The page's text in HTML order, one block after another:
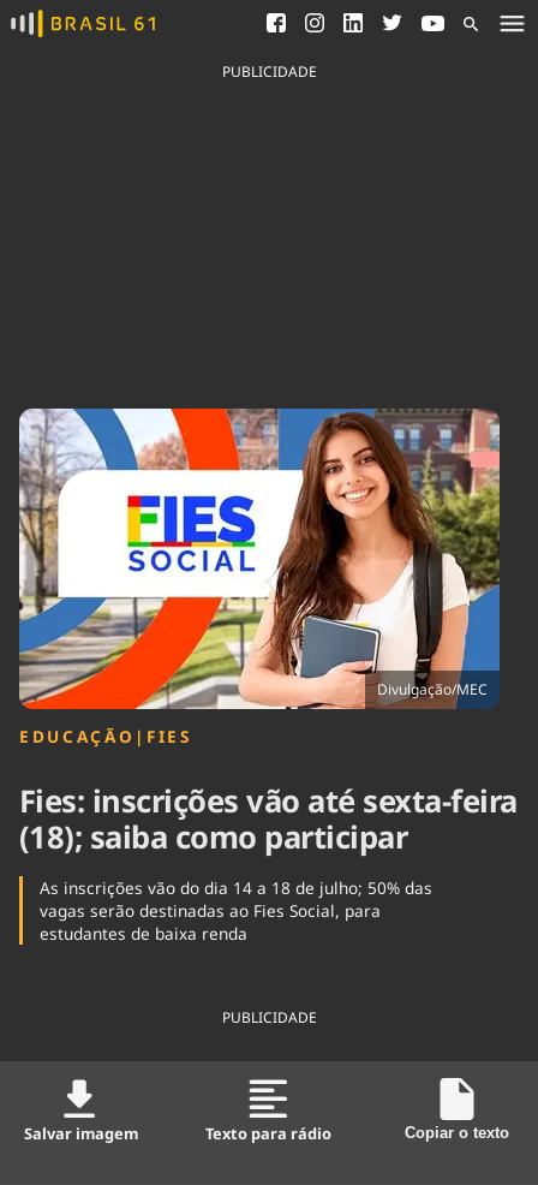
Ver todas as notícias
Saneamento
Indicadores
Agronegócios
Brasil
Brasil Mineral
Ciência &
Tecnologia
Cinema
Comportamento
Cultura
Economia
Educação
Infraestrutura
Internacional
Meio Ambiente
Podcast
Política
Saúde
Tempo
PUBLICIDADE
Divulgação/MEC
EDUCAÇÃO | FIES
Fies: inscrições vão até sexta-feira
(18); saiba como participar
As inscrições vão do dia 14 a 18 de julho; 50% das
vagas serão destinadas ao Fies Social, para
estudantes de baixa renda
PUBLICIDADE
Salvar imagem Texto para rádio Copiar o texto